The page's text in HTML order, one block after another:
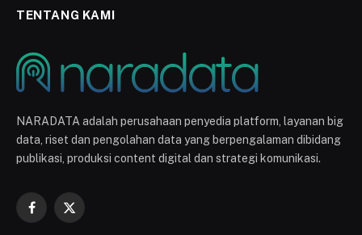
TENTANG KAMI
NARADATA adalah perusahaan penyedia platform, layanan big
data, riset dan pengolahan data yang berpengalaman dibidang
publikasi, produksi content digital dan strategi komunikasi.
Facebook
X